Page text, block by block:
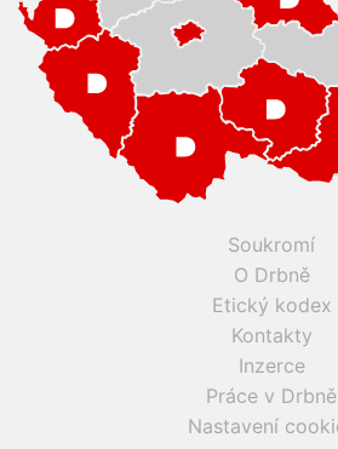
Soukromí
O Drbně
Etický kodex
Kontakty
Inzerce
Práce v Drbně
Nastavení